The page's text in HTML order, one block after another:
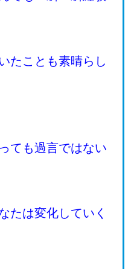
たことも素晴らし
ても過言ではない
たは変化していく